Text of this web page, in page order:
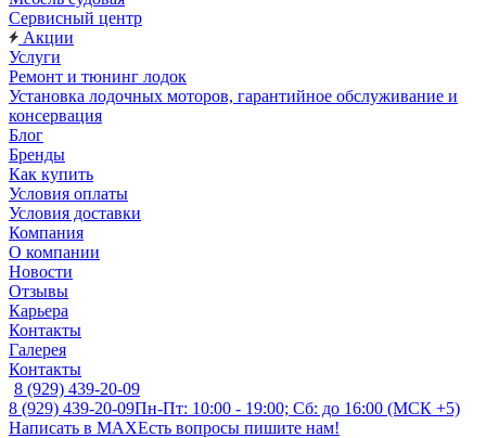
Сервисный центр
Акции
Услуги
Ремонт и тюнинг лодок
Установка лодочных моторов, гарантийное обслуживание и
консервация
Блог
Бренды
Как купить
Условия оплаты
Условия доставки
Компания
О компании
Новости
Отзывы
Карьера
Контакты
Галерея
Контакты
8 (929) 439-20-09
8 (929) 439-20-09Пн-Пт: 10:00 - 19:00; Сб: до 16:00 (МСК +5)
Написать в MAXЕсть вопросы пишите нам!